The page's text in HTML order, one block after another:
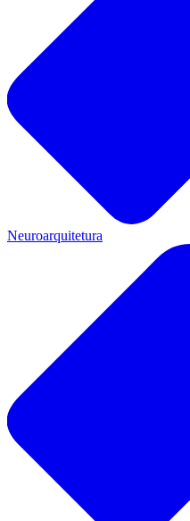
Neuroarquitetura